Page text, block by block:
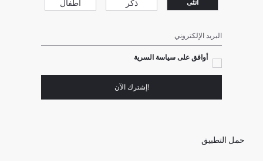
انثى ذكر أطفال
البريد الإلكتروني
أوافق على سياسة السرية
!إشترك الآن
حمل التطبيق